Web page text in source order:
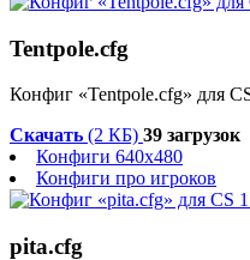
Tentpole.cfg
Конфиг «Tentpole.cfg» для
Скачать (2 КБ) 39 загрузок
Конфиги 640x480
Конфиги про игроков
pita.cfg